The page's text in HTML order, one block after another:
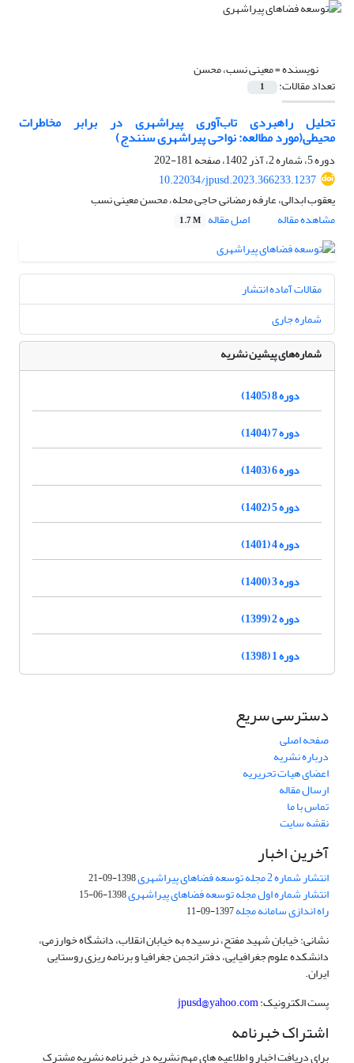
نویسنده =معینی نسب، محسن
تعداد مقالات: 1
تحلیل راهبردی تاب‌آوری پیراشهری در برابر مخاطرات
محیطی(مورد مطالعه: نواحی پیراشهری سنندج)
دوره 5، شماره 2، آذر 1402، صفحه
181-202
10.22034/jpusd.2023.366233.1237
یعقوب ابدالی، عارفه رمضانی حاجی محله، محسن معینی نسب
مشاهده مقاله
اصل مقاله 1.7 M
مقالات آماده انتشار
شماره جاری
شماره‌های پیشین نشریه
دوره 8 (1405)
دوره 7 (1404)
دوره 6 (1403)
دوره 5 (1402)
دوره 4 (1401)
دوره 3 (1400)
دوره 2 (1399)
دوره 1 (1398)
دسترسی سریع
صفحه اصلی
درباره نشریه
اعضای هیات تحریریه
ارسال مقاله
تماس با ما
نقشه سایت
آخرین اخبار
انتشار شماره 2 مجله توسعه فضاهای پیراشهری 1398-09-21
انتشار شماره اول مجله توسعه فضاهای پیراشهری1398-06-15
راه اندازی سامانه مجله1397-09-11
نشانی: خیابان شهید مفتح، نرسیده به خیابان انقلاب، دانشگاه خوارزمی،
دانشکده علوم جغرافیایی، دفتر انجمن جغرافیا و برنامه ریزی روستایی
ایران.
پست الکترونیک:jpusd@yahoo.com
اشتراک خبرنامه
برای دریافت اخبار و اطلاعیه های مهم نشریه در خبرنامه نشریه مشترک